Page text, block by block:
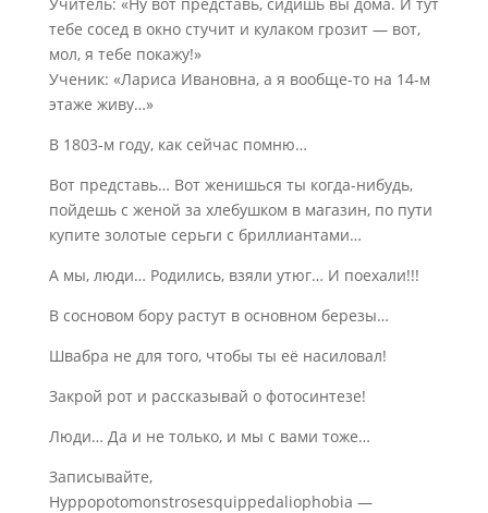
тебе сосед в окно стучит и кулаком грозит — вот,
мол, я тебе покажу!»
Ученик: «Лариса Ивановна, а я вообще-то на 14-м
этаже живу…»
В 1803-м году, как сейчас помню…
Вот представь… Вот женишься ты когда-нибудь,
пойдешь с женой за хлебушком в магазин, по пути
купите золотые серьги с бриллиантами…
А мы, люди… Родились, взяли утюг… И поехали!!!
В сосновом бору растут в основном березы…
Швабра не для того, чтобы ты её насиловал!
Закрой рот и рассказывай о фотосинтезе!
Люди… Да и не только, и мы с вами тоже…
Записывайте,
Hyppopotomonstrosesquippedaliophobia —